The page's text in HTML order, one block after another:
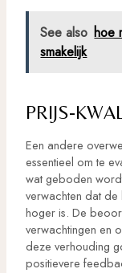
See also hoe
smakelijk
PRIJS-
Een andere
essentieel om te
wat geboden
verwachten dat de
hoger is. De
verwachtingen en
deze verhouding
positievere